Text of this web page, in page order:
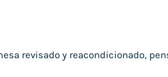
revisado y reacondicionado,